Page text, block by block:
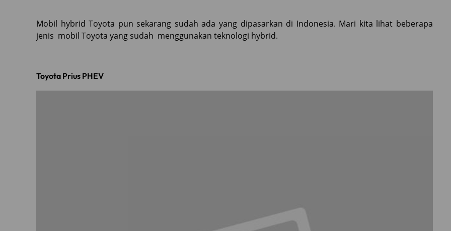
Mobil hybrid Toyota pun sekarang sudah ada yang dipasarkan di Indonesia. Mari kita lihat beberapa
jenis mobil Toyota yang sudah menggunakan teknologi hybrid.
Toyota Prius PHEV